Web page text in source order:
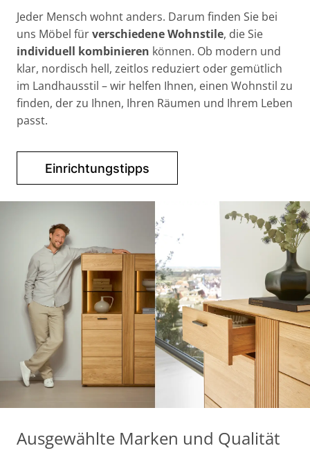
Jeder Mensch wohnt anders. Darum finden Sie bei
uns Möbel fürverschiedene Wohnstile, die Sie
individuell kombinieren können. Ob modern und
klar, nordisch hell, zeitlos reduziert oder gemütlich
im Landhausstil – wir helfen Ihnen, einen Wohnstil zu
finden, der zu Ihnen, Ihren Räumen und Ihrem Leben
passt.
Einrichtungstipps
Ausgewählte Marken und Qualität